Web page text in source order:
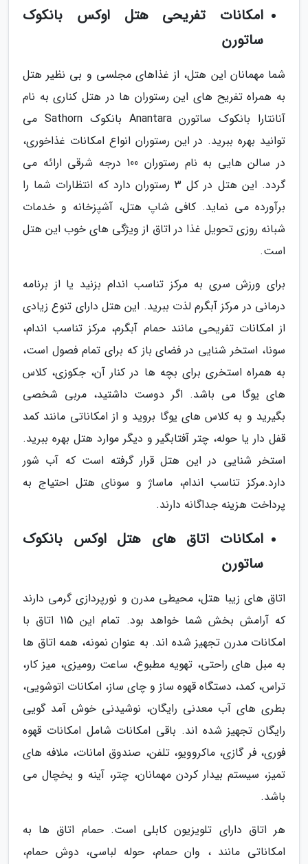
امکانات تفریحی هتل اوکس بانکوک
ساتورن
شما مهمانان این هتل، از غذاهای مجلسی و بی نظیر هتل
به همراه تفریح های این رستوران ها در هتل کناری به نام
آنانتارا بانکوک ساتورن Anantara بانکوک Sathorn می
توانید بهره ببرید. در این رستوران انواع امکانات غذاخوری،
در سالن هایی به نام رستوران 100 درجه شرقی ارائه می
گردد. این هتل در کل 3 رستوران دارد که انتظارات شما را
برآورده می نماید. کافی شاپ هتل، آشپزخانه و خدمات
شبانه روزی تحویل غذا در اتاق از ویژگی های خوب این هتل
است.
برای ورزش سری به مرکز تناسب اندام بزنید یا از برنامه
درمانی در مرکز آبگرم لذت ببرید. این هتل دارای تنوع زیادی
از امکانات تفریحی مانند حمام آبگرم، مرکز تناسب اندام،
سونا، استخر شنایی در فضای باز که برای تمام فصول است،
به همراه استخری برای بچه ها در کنار آن، جکوزی، کلاس
های یوگا می باشد. اگر دوست داشتید، مربی شخصی
بگیرید و به کلاس های یوگا بروید و از امکاناتی مانند کمد
قفل دار یا حوله، چتر آفتابگیر و دیگر موارد هتل بهره ببرید.
استخر شنایی در این هتل قرار گرفته است که آب شور
دارد.مرکز تناسب اندام، ماساژ و سونای هتل احتیاج به
پرداخت هزینه جداگانه دارند.
امکانات اتاق های هتل اوکس بانکوک
ساتورن
اتاق های زیبا هتل، محیطی مدرن و نورپردازی گرمی دارند
که آرامش بخش شما خواهد بود. تمام این 115 اتاق با
امکانات مدرن تجهیز شده اند. به عنوان نمونه، همه اتاق ها
به مبل های راحتی، تهویه مطبوع، ساعت رومیزی، میز کار،
تراس، کمد، دستگاه قهوه ساز و چای ساز، امکانات اتوشویی،
بطری های آب معدنی رایگان، نوشیدنی خوش آمد گویی
رایگان تجهیز شده اند. باقی امکانات شامل امکانات قهوه
فوری، فر گازی، ماکروویو، تلفن، صندوق امانات، ملافه های
تمیز، سیستم بیدار کردن مهمانان، چتر، آینه و یخچال می
باشد.
هر اتاق دارای تلویزیون کابلی است. حمام اتاق ها به
امکاناتی مانند ، وان حمام، حوله لباسی، دوش حمام،